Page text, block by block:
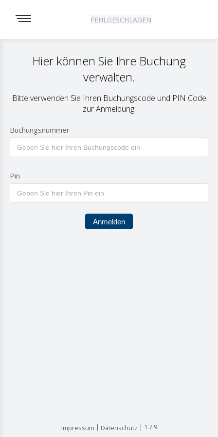
FEHLGESCHLAGEN
Hier können Sie Ihre Buchung
verwalten.
Bitte verwenden Sie Ihren Buchungscode und PIN Code
zur Anmeldung:
Buchungsnummer
Pin
Anmelden
Impressum Datenschutz 1.7.9